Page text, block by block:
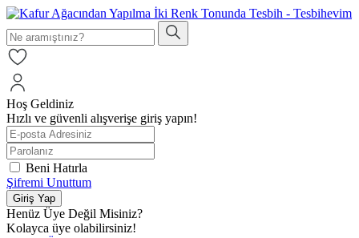
Hoş Geldiniz
Hızlı ve güvenli alışverişe giriş yapın!
Beni Hatırla
Şifremi Unuttum
Giriş Yap
Henüz Üye Değil Misiniz?
Kolayca üye olabilirsiniz!